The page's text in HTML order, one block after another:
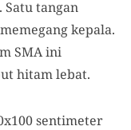
Satu tangan
kepala.
SMA ini
hitam lebat.
sentimeter